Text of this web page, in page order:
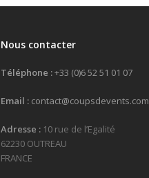
Nous contacter
Téléphone :+33 (0)6 52 51 01 07
Email : contact@coupsdevents.com
Adresse :10 rue de l’Egalité
62230 OUTREAU
FRANCE